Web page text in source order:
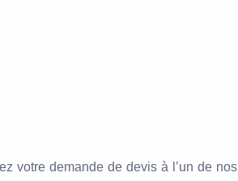
votre demande de devis à l’un de nos